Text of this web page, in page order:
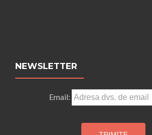
NEWSLETTER
Email: